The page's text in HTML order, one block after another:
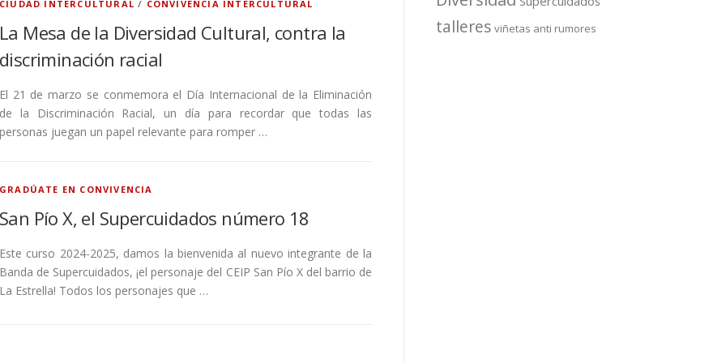
CIUDAD INTERCULTURAL / CONVIVENCIA INTERCULTURAL
La Mesa de la Diversidad Cultural, contra la
discriminación racial
El 21 de marzo se conmemora el Día Internacional de la Eliminación
de la Discriminación Racial, un día para recordar que todas las
personas juegan un papel relevante para romper …
GRADÚATE EN CONVIVENCIA
San Pío X, el Supercuidados número 18
Este curso 2024-2025, damos la bienvenida al nuevo integrante de la
Banda de Supercuidados, ¡el personaje del CEIP San Pío X del barrio de
La Estrella! Todos los personajes que …
talleres viñetas anti rumores